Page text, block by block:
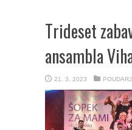
Trideset
ansambla
21. 3. 2023